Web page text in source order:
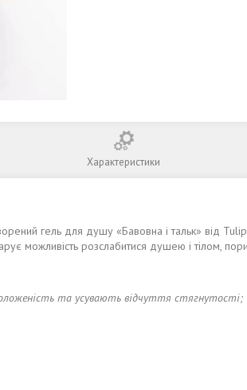
Характеристики
гель для душу «Бавовна і тальк» від
можливість розслабитися душею і тілом,
та усувають відчуття стягнутості;